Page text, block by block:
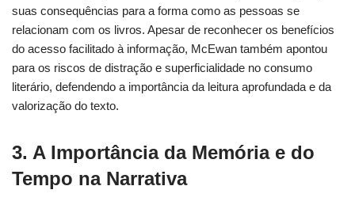
suas consequências para a forma como as pessoas se
relacionam com os livros. Apesar de reconhecer os benefícios
do acesso facilitado à informação, McEwan também apontou
para os riscos de distração e superficialidade no consumo
literário, defendendo a importância da leitura aprofundada e da
valorização do texto.
3. A Importância da Memória e do
Tempo na Narrativa